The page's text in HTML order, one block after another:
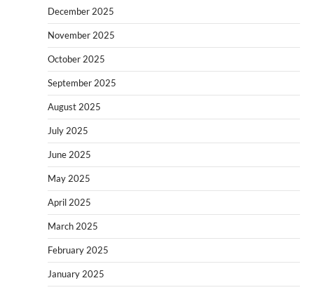
December 2025
November 2025
October 2025
September 2025
August 2025
July 2025
June 2025
May 2025
April 2025
March 2025
February 2025
January 2025